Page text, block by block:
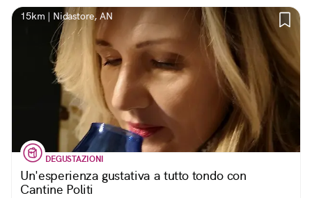
15km | Nidastore, AN
DEGUSTAZIONI
Un'esperienza gustativa a tutto tondo con
Cantine Politi